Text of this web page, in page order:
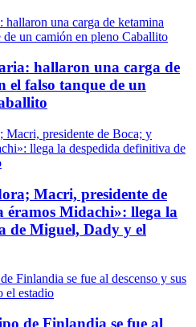
hallaron una carga de
el falso tanque de un
Macri, presidente de
éramos Midachi»: llega la
de Miguel, Dady y el
de Finlandia se fue al